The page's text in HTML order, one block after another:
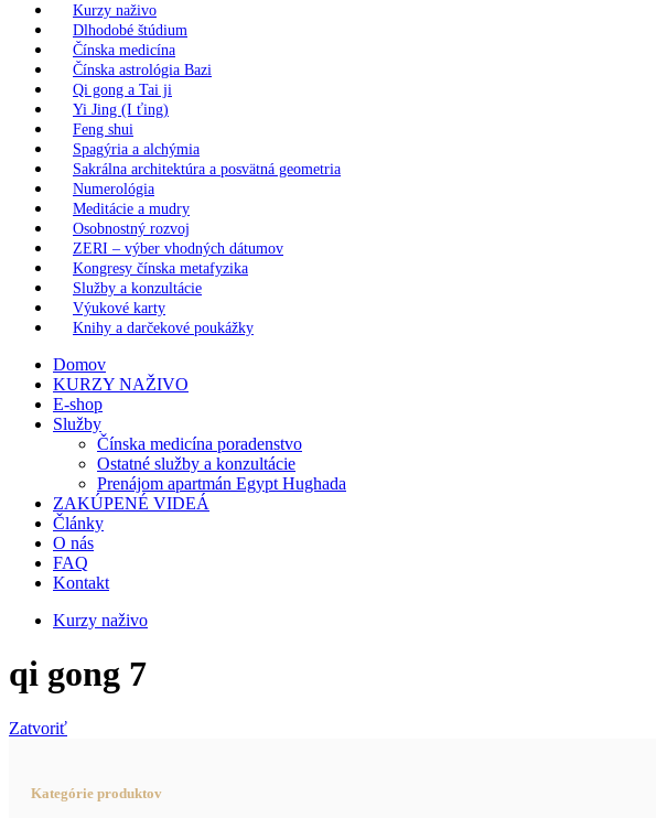
Kurzy naživo
Dlhodobé štúdium
Čínska medicína
Čínska astrológia Bazi
Qi gong a Tai ji
Yi Jing (I ťing)
Feng shui
Spagýria a alchýmia
Sakrálna architektúra a posvätná geometria
Numerológia
Meditácie a mudry
Osobnostný rozvoj
ZERI – výber vhodných dátumov
Kongresy čínska metafyzika
Služby a konzultácie
Výukové karty
Knihy a darčekové poukážky
Domov
KURZY NAŽIVO
E-shop
Služby
Čínska medicína poradenstvo
Ostatné služby a konzultácie
Prenájom apartmán Egypt Hughada
ZAKÚPENÉ VIDEÁ
Články
O nás
FAQ
Kontakt
Kurzy naživo
qi gong 7
Zatvoriť
Kategórie produktov